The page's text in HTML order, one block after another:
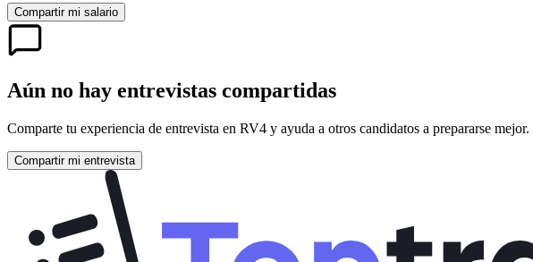
Compartir mi salario
Aún no hay entrevistas compartidas
Comparte tu experiencia de entrevista en RV4 y ayuda a otros candidatos a prepararse mejor.
Compartir mi entrevista